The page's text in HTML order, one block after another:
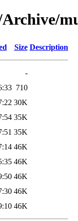
Size Description
-
710
30K
35K
35K
46K
46K
46K
46K
46K